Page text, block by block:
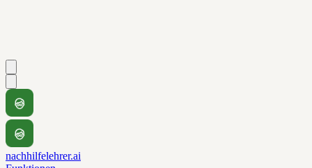
nachhilfelehrer.ai